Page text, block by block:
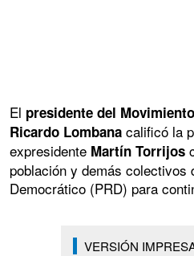
El presidente del
Ricardo Lombana calificó la
expresidente Martín Torrijos
población y demás colectivos
Democrático (PRD) para
VERSIÓN